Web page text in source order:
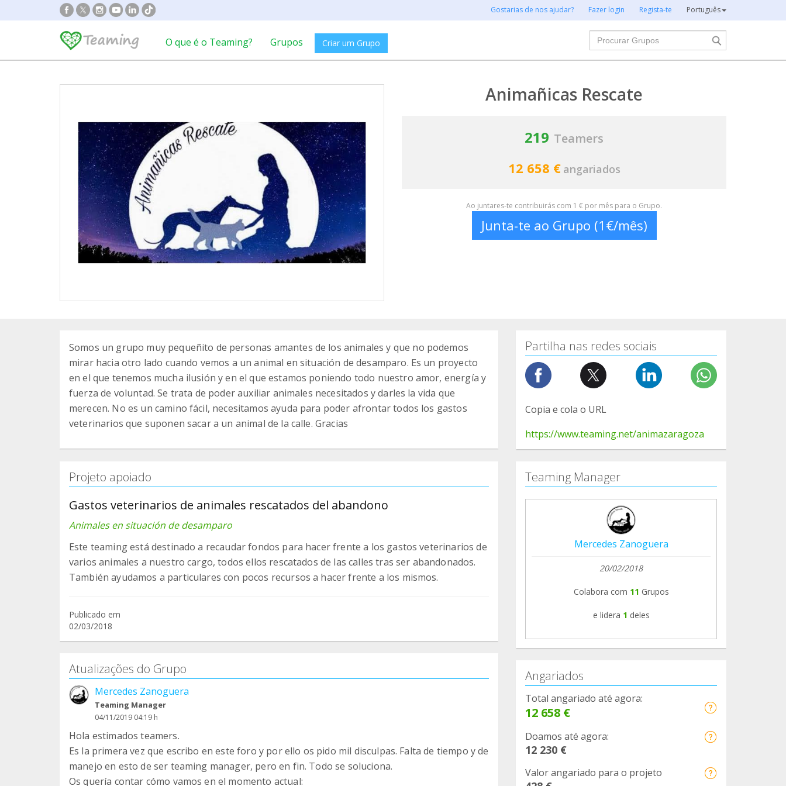
Gostarias de nos ajudar? Fazer login Regista-te Português
O que é o Teaming? Grupos Criar um Grupo
Procurar
Animañicas Rescate
219 Teamers
12 658 € angariados
Ao juntares-te contribuirás com 1 € por mês para o Grupo.
Junta-te ao Grupo (1€/mês)
Somos un grupo muy pequeñito de personas amantes de los animales y que no podemos
mirar hacia otro lado cuando vemos a un animal en situación de desamparo. Es un proyecto
en el que tenemos mucha ilusión y en el que estamos poniendo todo nuestro amor, energía y
fuerza de voluntad. Se trata de poder auxiliar animales necesitados y darles la vida que
merecen. No es un camino fácil, necesitamos ayuda para poder afrontar todos los gastos
veterinarios que suponen sacar a un animal de la calle. Gracias
Projeto apoiado
Gastos veterinarios de animales rescatados del abandono
Animales en situación de desamparo
Este teaming está destinado a recaudar fondos para hacer frente a los gastos veterinarios de
varios animales a nuestro cargo, todos ellos rescatados de las calles tras ser abandonados.
También ayudamos a particulares con pocos recursos a hacer frente a los mismos.
Publicado em
02/03/2018
Atualizações do Grupo
Mercedes Zanoguera
Teaming Manager
04/11/2019 04:19 h
Hola estimados teamers.
Es la primera vez que escribo en este foro y por ello os pido mil disculpas. Falta de tiempo y de
manejo en esto de ser teaming manager, pero en fin. Todo se soluciona.
Os quería contar cómo vamos en el momento actual:
Partilha nas redes sociais
Copia e cola o URL
https://www.teaming.net/animazaragoza
Teaming Manager
Mercedes Zanoguera
20/02/2018
Colabora com 11 Grupos
e lidera 1 deles
Angariados
Total angariado até agora:
12 658 €
Doamos até agora:
12 230 €
Valor angariado para o projeto